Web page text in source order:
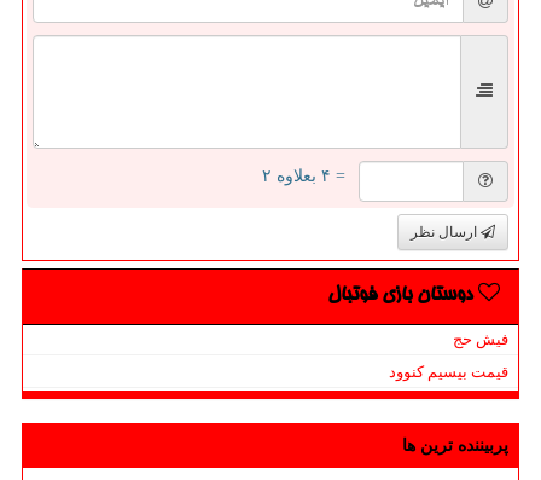
= ۴ بعلاوه ۲
ارسال نظر
دوستان بازی فوتبال
فیش حج
قیمت بیسیم کنوود
پربیننده ترین ها